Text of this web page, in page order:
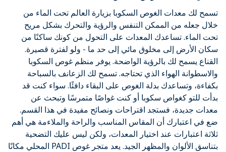
تسمح لك معدات الغوص السكوبا بزيارة العالم تحت الماء من
خلال جعله من الممكن التنفس والرؤية والتحرك بشكل مريح
تحت الماء. تساعدك المعدات على التحول من كونك ساكنًا من
سكان الأرض إلى مخلوق مائي إلى حد ما - ولو لفترة قصيرة.
القناع يسمح لك بالرؤية الواضحة. يوفر منظم غوص السكوبا
والاسطوانة الهواء الذي تحتاجه. تسمح لك الزعانف بالسباحة
بكفاءة، وتساعدك بدلة الغوص على البقاء دافئًا. سواء كنت قد
بدأت للتو كغواص سكوبا أو كنت غواصًا متمرسًا وتبحث عن
معدات جديدة، فستجد اقتراحات ونصائح مفيدة في هذا القسم.
ضع في اعتبارك أن المقاس المناسب والراحة والملاءمة هي أهم
ثلاثة اعتبارات عند اختيار المعدات، ولكن ليس عليك التضحية
بتناسق الألوان والمظهر الجيد. يعد متجر غوص PADI المحلي مكانًا